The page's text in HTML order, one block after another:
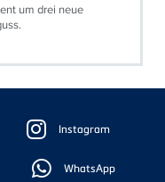
um drei neue
Instagram
WhatsApp